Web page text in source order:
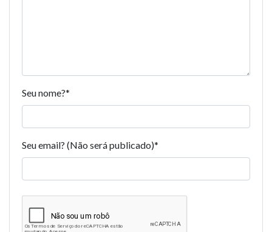
Seu nome?*
Seu email? (Não será publicado)*